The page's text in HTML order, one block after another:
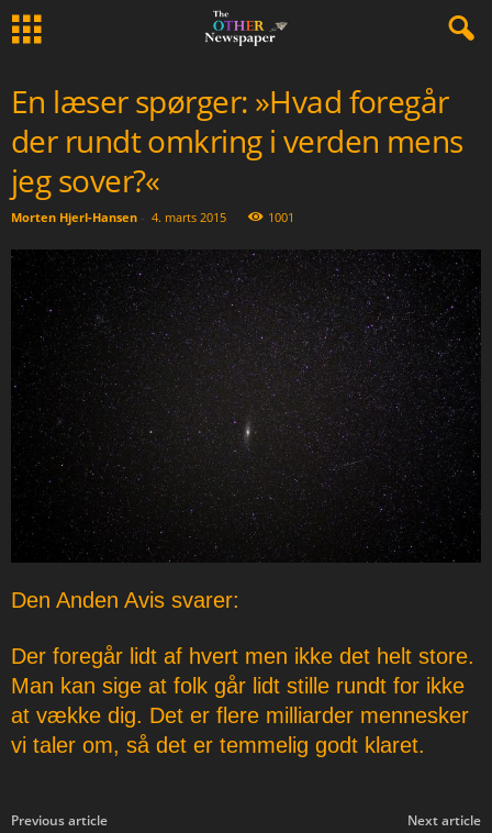
En læser spørger: »Hvad foregår
der rundt omkring i verden mens
jeg sover?«
Morten Hjerl-Hansen - 4. marts 2015 1001
Den Anden Avis svarer:
Der foregår lidt af hvert men ikke det helt store.
Man kan sige at folk går lidt stille rundt for ikke
at vække dig. Det er flere milliarder mennesker
vi taler om, så det er temmelig godt klaret.
Previous article Next article